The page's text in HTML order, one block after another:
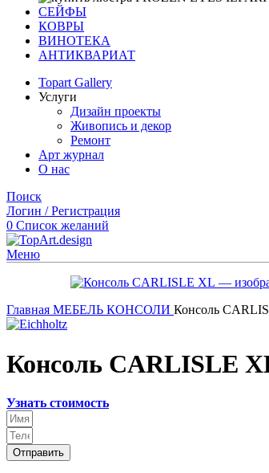
СЕЙФЫ
КОВРЫ
ВИНОТЕКА
АНТИКВАРИАТ
Topart Gallery
Услуги
Дизайн проекты
Живопись и декор
Ремонт
Арт журнал
О нас
Поиск
Логин / Регистрация
0 Список желаний
Меню
Главная МЕБЕЛЬ КОНСОЛИ Консоль
Консоль CARLISLE
Узнать стоимость
Отправить